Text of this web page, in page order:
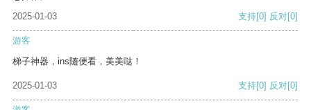
2025-01-03
支持[0] 反对[0]
游客
梯子神器，ins随便看，美美哒！
2025-01-03 支持[0] 反对[0]